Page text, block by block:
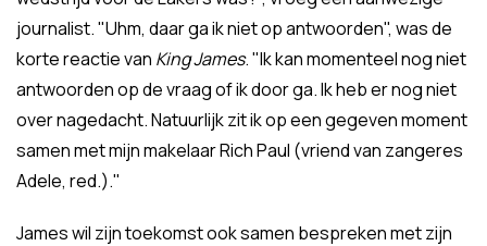
journalist. "Uhm, daar ga ik niet op antwoorden", was de
korte reactie van King James. "Ik kan momenteel nog niet
antwoorden op de vraag of ik door ga. Ik heb er nog niet
over nagedacht. Natuurlijk zit ik op een gegeven moment
samen met mijn makelaar Rich Paul (vriend van zangeres
Adele, red.)."
James wil zijn toekomst ook samen bespreken met zijn